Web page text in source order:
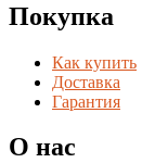
Покупка
Как купить
Доставка
Гарантия
О нас